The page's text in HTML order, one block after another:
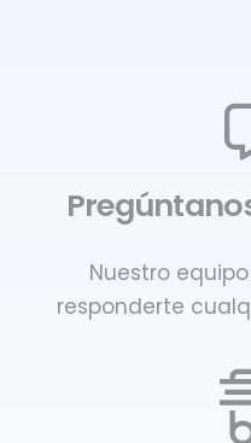
Nuestro
responderte